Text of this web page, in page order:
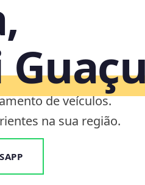
de veículos.
na sua região.